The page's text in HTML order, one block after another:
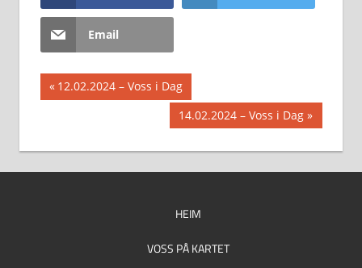
Email
Innleggsnavigasjon
Previous
Post:
12.02.2024 – Voss i Dag
Next
Post:
14.02.2024 – Voss i Dag
HEIM
VOSS PÅ KARTET